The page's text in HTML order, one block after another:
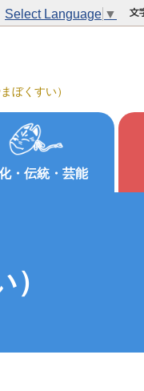
Select Language ▼
ぼくすい）
・伝統・芸能